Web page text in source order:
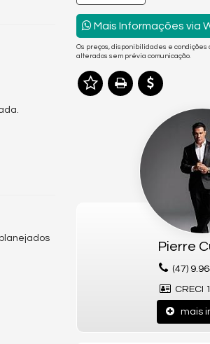
Mais Informações via
Os preços, disponibilidades e
alterados sem prévia comunicação.
Pierre
(47)
CRECI
mais